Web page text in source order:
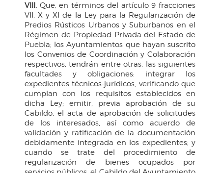
VIII. Que, en términos del artículo 9 fracciones
VII, X y XI de la Ley para la Regularización de
Predios Rústicos Urbanos y Suburbanos en el
Régimen de Propiedad Privada del Estado de
Puebla; los Ayuntamientos que hayan suscrito
los Convenios de Coordinación y Colaboración
respectivos, tendrán entre otras, las siguientes
facultades y obligaciones: integrar los
expedientes técnicos-jurídicos, verificando que
cumplan con los requisitos establecidos en
dicha Ley; emitir, previa aprobación de su
Cabildo, el acta de aprobación de solicitudes
de los interesados, así como acuerdo de
validación y ratificación de la documentación
debidamente integrada en los expedientes; y
cuando se trate del procedimiento de
regularización de bienes ocupados por